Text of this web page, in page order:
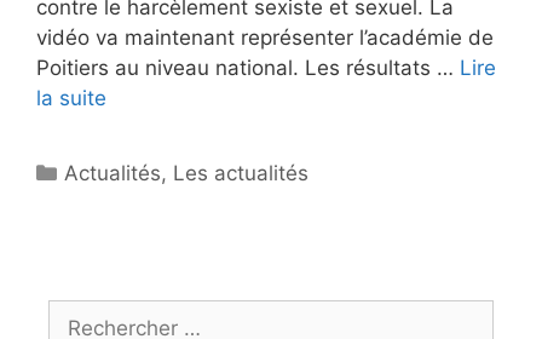
contre le harcèlement sexiste et sexuel. La
vidéo va maintenant représenter l’académie de
Poitiers au niveau national. Les résultats … Lire
la suite
Catégories
Actualités, Les actualités
Rechercher :